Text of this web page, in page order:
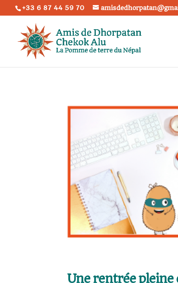
+33 6 87 44 59 70
Une rentrée pleine